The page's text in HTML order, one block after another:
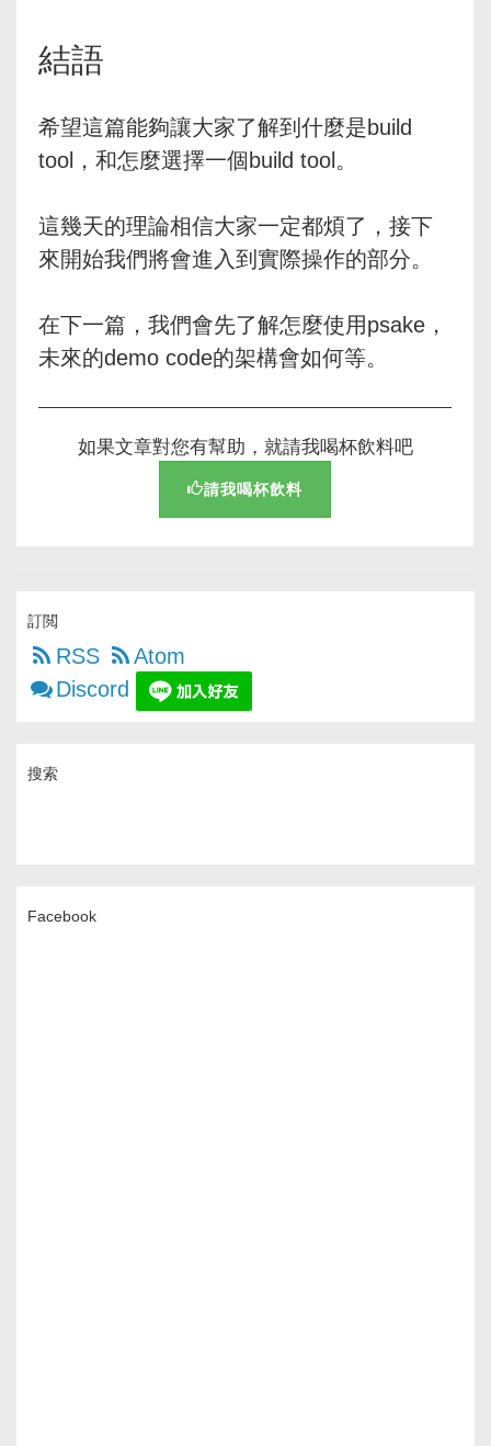
結語
希望這篇能夠讓大家了解到什麼是build
tool，和怎麼選擇一個build tool。
這幾天的理論相信大家一定都煩了，接下
來開始我們將會進入到實際操作的部分。
在下一篇，我們會先了解怎麼使用psake，
未來的demo code的架構會如何等。
如果文章對您有幫助，就請我喝杯飲料吧
請我喝杯飲料
訂閲
RSS
Atom
Discord
搜索
Facebook